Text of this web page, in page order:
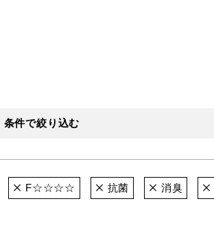
条件で絞り込む
F☆☆☆☆ 抗菌 消臭